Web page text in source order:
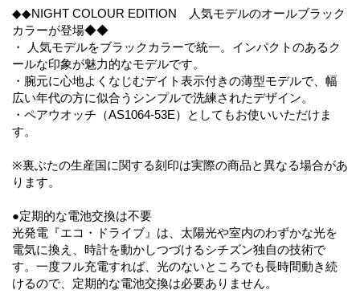
◆◆NIGHT COLOUR EDITION 人気モデルのオールブラック
カラーが登場◆◆
・ 人気モデルをブラックカラーで統一。インパクトのあるク
ールな印象が魅力的なモデルです。
・腕元に心地よくなじむデイト表示付きの薄型モデルで、幅
広い年代の方に似合うシンプルで洗練されたデザイン。
・ペアウオッチ（AS1064-53E）としてもお使いいただけま
す。
※裏ぶたの生産国に関する刻印は実際の商品と異なる場合があ
ります。
●定期的な電池交換は不要
光発電『エコ・ドライブ』は、太陽光や室内のわずかな光を
電気に換え、時計を動かしつづけるシチズン独自の技術で
す。一度フル充電すれば、光のないところでも長時間動き続
けるので、定期的な電池交換は必要ありません。